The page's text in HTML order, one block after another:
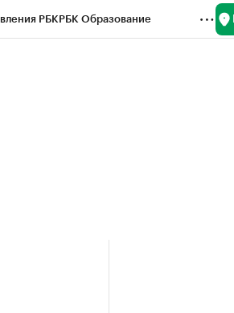
РБКРБК Образование